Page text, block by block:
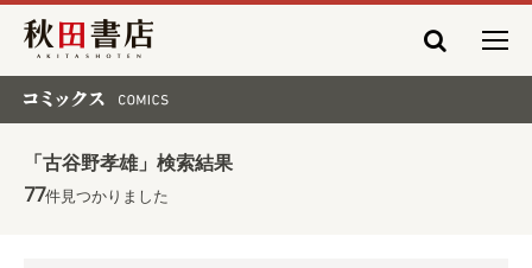
秋田書店
「古谷野孝雄」検索結果
77件見つかりました